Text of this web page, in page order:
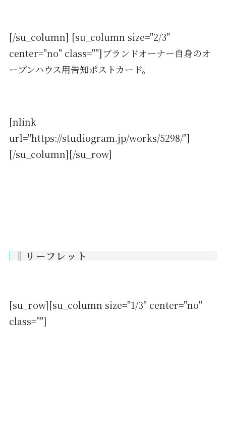
[/su_column] [su_column size="2/3"
center="no" class=""]ブランドオーナー自身のオ
ープンハウス用告知ポストカード。
[nlink
url="https://studiogram.jp/works/5298/"]
[/su_column][/su_row]
‖リーフレット
[su_row][su_column size="1/3" center="no"
class=""]